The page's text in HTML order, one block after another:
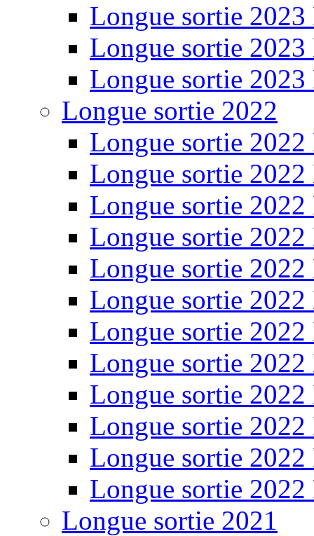
Longue sortie 2023
Longue sortie 2023
Longue sortie 2023
Longue sortie 2022
Longue sortie 2022
Longue sortie 2022
Longue sortie 2022
Longue sortie 2022
Longue sortie 2022
Longue sortie 2022
Longue sortie 2022
Longue sortie 2022
Longue sortie 2022
Longue sortie 2022
Longue sortie 2022
Longue sortie 2022
Longue sortie 2021